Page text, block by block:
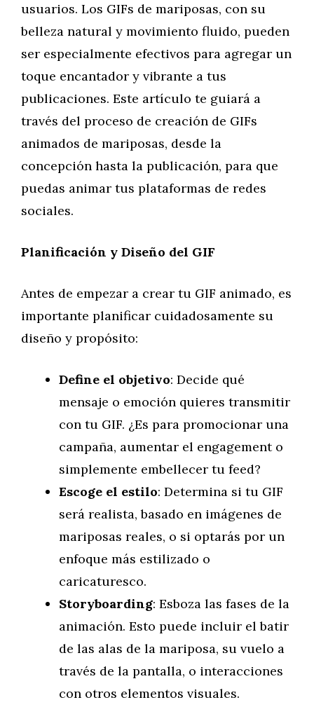
usuarios. Los GIFs de mariposas, con su
belleza natural y movimiento fluido, pueden
ser especialmente efectivos para agregar un
toque encantador y vibrante a tus
publicaciones. Este artículo te guiará a
través del proceso de creación de GIFs
animados de mariposas, desde la
concepción hasta la publicación, para que
puedas animar tus plataformas de redes
sociales.
Planificación y Diseño del GIF
Antes de empezar a crear tu GIF animado, es
importante planificar cuidadosamente su
diseño y propósito:
Define el objetivo: Decide qué
mensaje o emoción quieres transmitir
con tu GIF. ¿Es para promocionar una
campaña, aumentar el engagement o
simplemente embellecer tu feed?
Escoge el estilo: Determina si tu GIF
será realista, basado en imágenes de
mariposas reales, o si optarás por un
enfoque más estilizado o
caricaturesco.
Storyboarding: Esboza las fases de la
animación. Esto puede incluir el batir
de las alas de la mariposa, su vuelo a
través de la pantalla, o interacciones
con otros elementos visuales.